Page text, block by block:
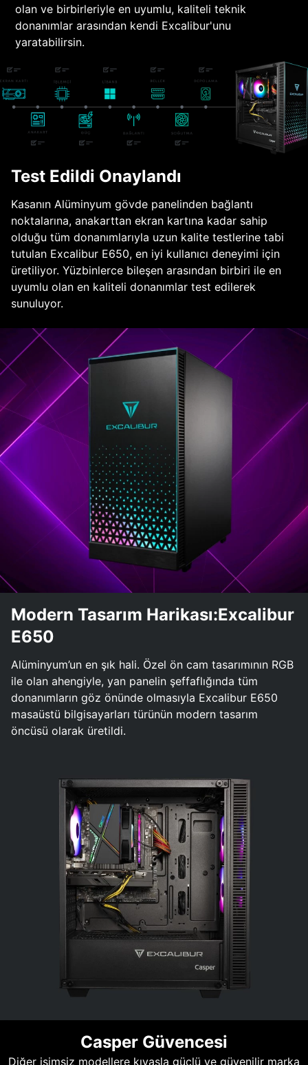
olan ve birbirleriyle en uyumlu, kaliteli teknik
donanımlar arasından kendi Excalibur'unu
yaratabilirsin.
Test Edildi Onaylandı
Kasanın Alüminyum gövde panelinden bağlantı
noktalarına, anakarttan ekran kartına kadar sahip
olduğu tüm donanımlarıyla uzun kalite testlerine tabi
tutulan Excalibur E650, en iyi kullanıcı deneyimi için
üretiliyor. Yüzbinlerce bileşen arasından birbiri ile en
uyumlu olan en kaliteli donanımlar test edilerek
sunuluyor.
Modern Tasarım Harikası:Excalibur
E650
Alüminyum’un en şık hali. Özel ön cam tasarımının RGB
ile olan ahengiyle, yan panelin şeffaflığında tüm
donanımların göz önünde olmasıyla Excalibur E650
masaüstü bilgisayarları türünün modern tasarım
öncüsü olarak üretildi.
Casper Güvencesi
Diğer isimsiz modellere kıyasla güçlü ve güvenilir marka